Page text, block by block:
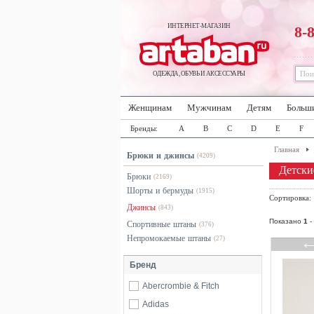
ИНТЕРНЕТ-МАГАЗИН
ОДЕЖДА, ОБУВЬ И АКСЕССУАРЫ
8-
Женщинам Мужчинам Детям
Бренды: A B C D E F
Брюки и джинсы (4209)
Брюки (2169)
Шорты и бермуды (1915)
Джинсы (843)
Спортивные штаны (376)
Непромокаемые штаны (27)
Бренд
Abercrombie & Fitch
Adidas
Главная
Сортировка:
Показано 1 -